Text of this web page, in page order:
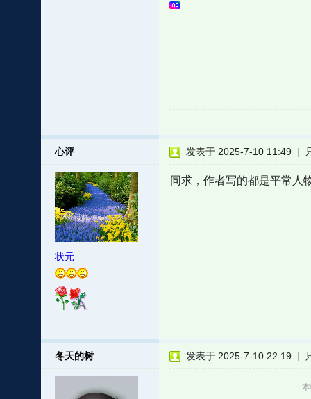
心评
状元
发表于 2025-7-10 11:49 |
同求，作者写的都是平常人
冬天的树 发表于 2025-7-10 22:19 |